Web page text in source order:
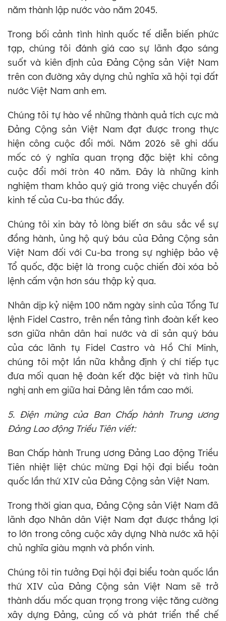
năm thành lập nước vào năm 2045.
Trong bối cảnh tình hình quốc tế diễn biến phức
tạp, chúng tôi đánh giá cao sự lãnh đạo sáng
suốt và kiên định của Đảng Cộng sản Việt Nam
trên con đường xây dựng chủ nghĩa xã hội tại đất
nước Việt Nam anh em.
Chúng tôi tự hào về những thành quả tích cực mà
Đảng Cộng sản Việt Nam đạt được trong thực
hiện công cuộc đổi mới. Năm 2026 sẽ ghi dấu
mốc có ý nghĩa quan trọng đặc biệt khi công
cuộc đổi mới tròn 40 năm. Đây là những kinh
nghiệm tham khảo quý giá trong việc chuyển đổi
kinh tế của Cu-ba thúc đẩy.
Chúng tôi xin bày tỏ lòng biết ơn sâu sắc về sự
đồng hành, ủng hộ quý báu của Đảng Cộng sản
Việt Nam đối với Cu-ba trong sự nghiệp bảo vệ
Tổ quốc, đặc biệt là trong cuộc chiến đòi xóa bỏ
lệnh cấm vận hơn sáu thập kỷ qua.
Nhân dịp kỷ niệm 100 năm ngày sinh của Tổng Tư
lệnh Fidel Castro, trên nền tảng tình đoàn kết keo
sơn giữa nhân dân hai nước và di sản quý báu
của các lãnh tụ Fidel Castro và Hồ Chí Minh,
chúng tôi một lần nữa khẳng định ý chí tiếp tục
đưa mối quan hệ đoàn kết đặc biệt và tình hữu
nghị anh em giữa hai Đảng lên tầm cao mới.
5. Điện mừng của Ban Chấp hành Trung ương
Đảng Lao động Triều Tiên viết:
Ban Chấp hành Trung ương Đảng Lao động Triều
Tiên nhiệt liệt chúc mừng Đại hội đại biểu toàn
quốc lần thứ XIV của Đảng Cộng sản Việt Nam.
Trong thời gian qua, Đảng Cộng sản Việt Nam đã
lãnh đạo Nhân dân Việt Nam đạt được thắng lợi
to lớn trong công cuộc xây dựng Nhà nước xã hội
chủ nghĩa giàu mạnh và phồn vinh.
Chúng tôi tin tưởng Đại hội đại biểu toàn quốc lần
thứ XIV của Đảng Cộng sản Việt Nam sẽ trở
thành dấu mốc quan trọng trong việc tăng cường
xây dựng Đảng, củng cố và phát triển thể chế